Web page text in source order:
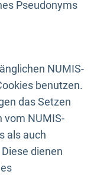
Pseudonyms
NUMIS-
benutzen.
das Setzen
vom NUMIS-
als auch
dienen